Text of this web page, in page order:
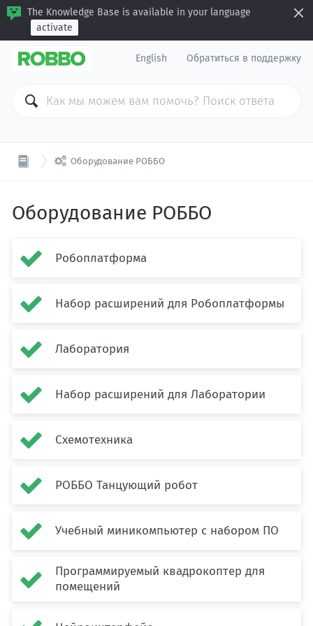
The Knowledge Base is available in your language
activate
English Обратиться в поддержку
 Оборудование РОББО
Оборудование РОББО
 Робоплатформа
 Набор расширений для Робоплатформы
 Лаборатория
 Набор расширений для Лаборатории
 Схемотехника
 РОББО Танцующий робот
 Учебный миникомпьютер с набором ПО

Программируемый квадрокоптер для
помещений